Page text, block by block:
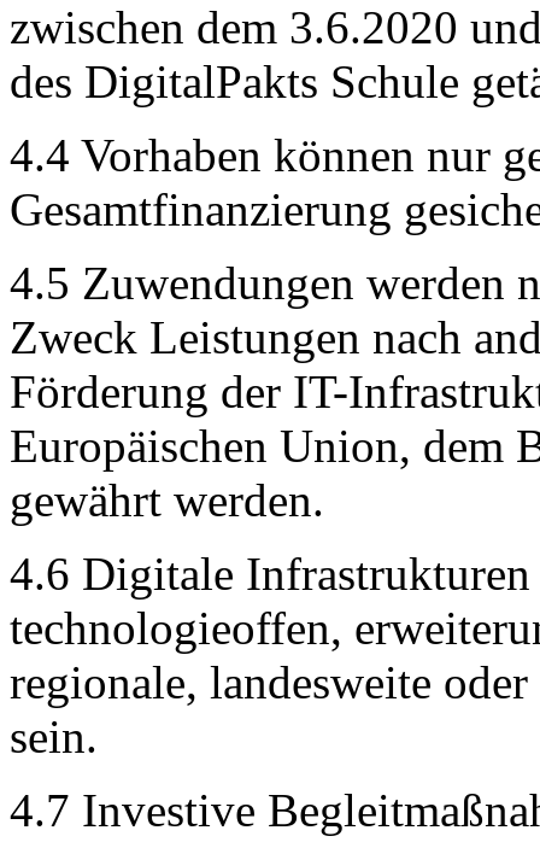
zwischen dem 3.6.2020
des DigitalPakts Schule
4.4 Vorhaben können nur
Gesamtfinanzierung
4.5 Zuwendungen werden
Zweck Leistungen nach
Förderung der IT-
Europäischen Union, dem
gewährt werden.
4.6 Digitale Infrastrukturen
technologieoffen,
regionale, landesweite
sein.
4.7 Investive